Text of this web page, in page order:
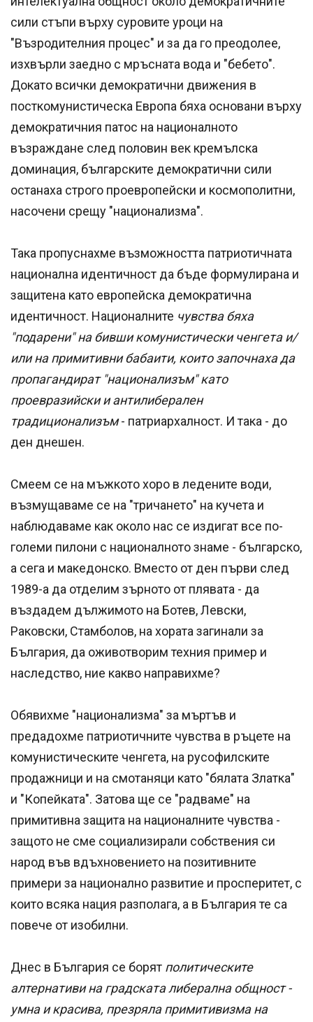
сили стъпи върху суровите уроци на
"Възродителния процес" и за да го преодолее,
изхвърли заедно с мръсната вода и "бебето".
Докато всички демократични движения в
посткомунистическа Европа бяха основани върху
демократичния патос на националното
възраждане след половин век кремълска
доминация, българските демократични сили
останаха строго проевропейски и космополитни,
насочени срещу "национализма".
Така пропуснахме възможността патриотичната
национална идентичност да бъде формулирана и
защитена като европейска демократична
идентичност. Националните чувства бяха
"подарени" на бивши комунистически ченгета и/
или на примитивни бабаити, които започнаха да
пропагандират "национализъм" като
проевразийски и антилиберален
традиционализъм- патриархалност. И така - до
ден днешен.
Смеем се на мъжкото хоро в ледените води,
възмущаваме се на "тричането" на кучета и
наблюдаваме как около нас се издигат все по-
големи пилони с националното знаме - българско,
а сега и македонско. Вместо от ден първи след
1989-а да отделим зърното от плявата - да
въздадем дължимото на Ботев, Левски,
Раковски, Стамболов, на хората загинали за
България, да оживотворим техния пример и
наследство, ние какво направихме?
Обявихме "национализма" за мъртъв и
предадохме патриотичните чувства в ръцете на
комунистическите ченгета, на русофилските
продажници и на смотаняци като "бялата Златка"
и "Копейката". Затова ще се "радваме" на
примитивна защита на националните чувства -
защото не сме социализирали собствения си
народ във вдъхновението на позитивните
примери за национално развитие и просперитет, с
които всяка нация разполага, а в България те са
повече от изобилни.
Днес в България се борят политическите
алтернативи на градската либерална общност -
умна и красива, презряла примитивизма на